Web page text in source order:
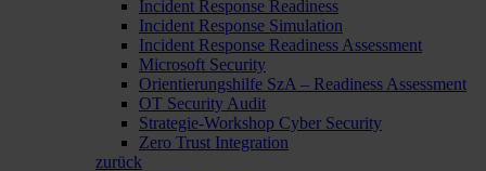
Incident Response Readiness
Incident Response Simulation
Incident Response Readiness Assessment
Microsoft Security
Orientierungshilfe SzA – Readiness Assessment
OT Security Audit
Strategie-Workshop Cyber Security
Zero Trust Integration
zurück